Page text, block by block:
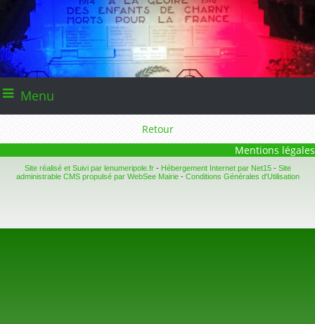
Menu
Retour
Mentions légales
Site réalisé et Suivi par lenumeripole.fr- Hébergement Internet par Net15- Site
administrable CMS propulsé par WebSee Mairie- Conditions Générales d'Utilisation